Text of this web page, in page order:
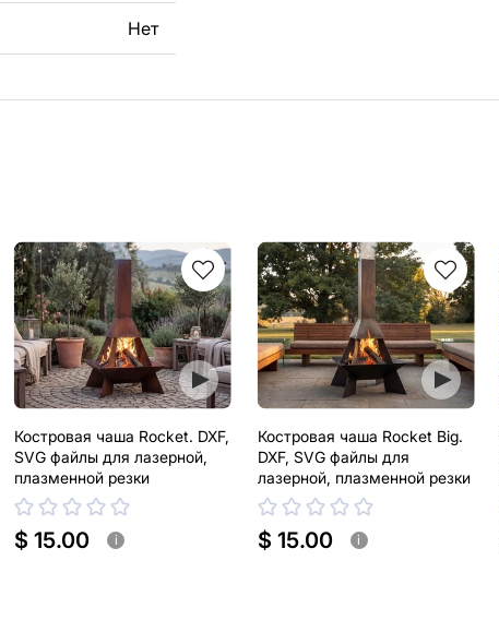
Нет
Костровая чаша Rocket. DXF,
SVG файлы для лазерной,
плазменной резки
$ 15.00 i
Костровая чаша Rocket Big.
DXF, SVG файлы для
лазерной, плазменной резки
$ 15.00 i